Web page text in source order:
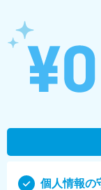
個⼈情報の